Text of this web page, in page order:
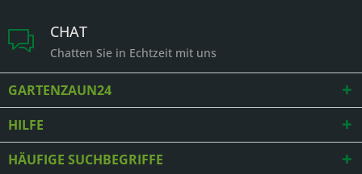
CHAT
Chatten Sie in Echtzeit mit uns
GARTENZAUN24
HILFE
HÄUFIGE SUCHBEGRIFFE